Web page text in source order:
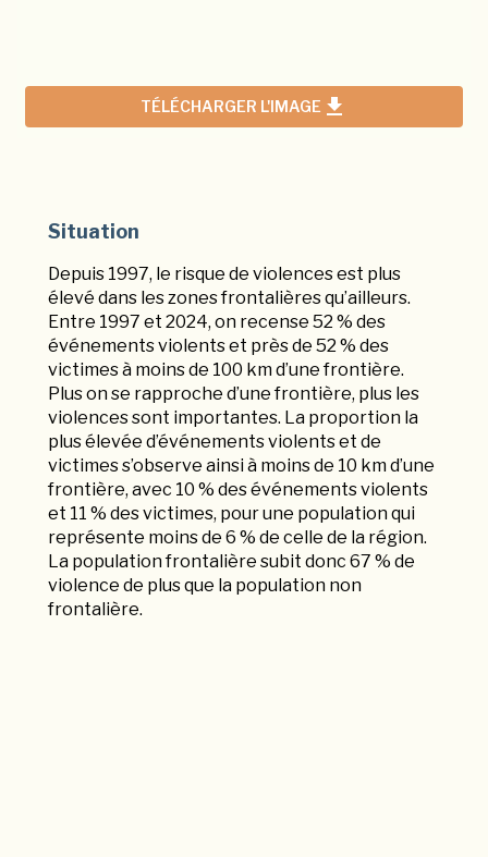
Situation
Depuis 1997, le risque de violences est plus
élevé dans les zones frontalières qu’ailleurs.
Entre 1997 et 2024, on recense 52 % des
événements violents et près de 52 % des
victimes à moins de 100 km d’une frontière.
Plus on se rapproche d’une frontière, plus les
violences sont importantes. La proportion la
plus élevée d’événements violents et de
victimes s’observe ainsi à moins de 10 km d’une
frontière, avec 10 % des événements violents
et 11 % des victimes, pour une population qui
représente moins de 6 % de celle de la région.
La population frontalière subit donc 67 % de
violence de plus que la population non
frontalière.